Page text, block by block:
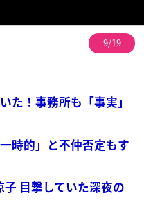
9/19
た！事務所も「事実」
時的」と不仲否定もす
目撃していた深夜の